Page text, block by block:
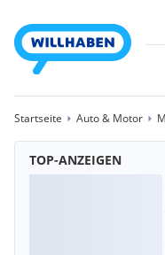
Startseite Auto & Motor
TOP-ANZEIGEN